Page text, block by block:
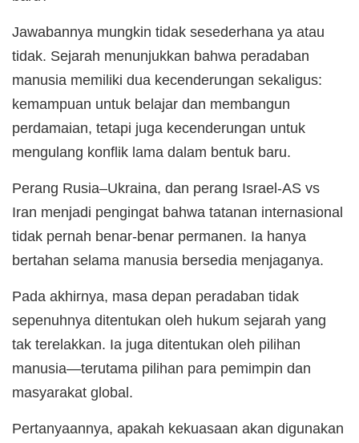
Jawabannya mungkin tidak sesederhana ya atau
tidak. Sejarah menunjukkan bahwa peradaban
manusia memiliki dua kecenderungan sekaligus:
kemampuan untuk belajar dan membangun
perdamaian, tetapi juga kecenderungan untuk
mengulang konflik lama dalam bentuk baru.
Perang Rusia–Ukraina, dan perang Israel-AS vs
Iran menjadi pengingat bahwa tatanan internasional
tidak pernah benar-benar permanen. Ia hanya
bertahan selama manusia bersedia menjaganya.
Pada akhirnya, masa depan peradaban tidak
sepenuhnya ditentukan oleh hukum sejarah yang
tak terelakkan. Ia juga ditentukan oleh pilihan
manusia—terutama pilihan para pemimpin dan
masyarakat global.
Pertanyaannya, apakah kekuasaan akan digunakan